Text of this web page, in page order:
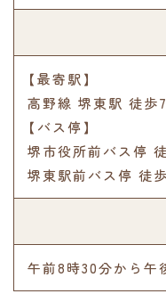
【最寄駅】
高野線 堺東駅 徒歩
【バス停】
堺市役所前バス停
堺東駅前バス停 徒
午前8時30分から午